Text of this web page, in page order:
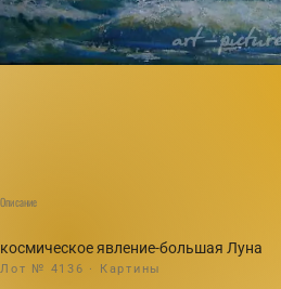
Описание
космическое явление-большая Луна
Лот № 4136 · Картины